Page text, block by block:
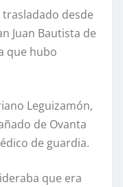
desde
Juan Bautista de
que hubo
Leguizamón,
de Ovanta
de guardia.
que era